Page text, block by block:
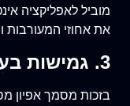
מוביל לאפליקציה
את אחוזי המעורבות
3. גמישות בעיצוב ופיתוח
בזכות מסמך אפיון